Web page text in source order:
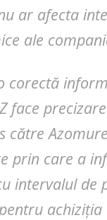
ar afecta
ale
corectă
face
către
prin care a
intervalul de
achiziția